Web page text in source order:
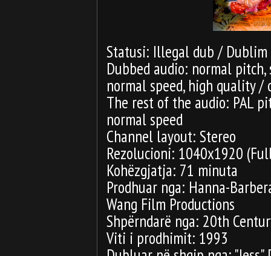
Statusi: Illegal dub /
Dubbed audio: normal
normal speed, high quality
The rest of the audio: PAL
normal speed
Channel layout: Stereo
Rezolucioni: 1040x1920
Kohëzgjatja: 71 minuta
Prodhuar nga: Hanna-
Wang Film Productions
Shpërndarë nga: 20th
Viti i prodhimit: 1993